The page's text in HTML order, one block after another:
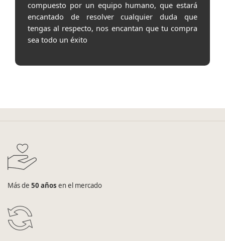
compuesto por un equipo humano, que estará
encantado de resolver cualquier duda que
tengas al respecto, nos encantan que tu compra
sea todo un éxito
Más de 50 años en el mercado